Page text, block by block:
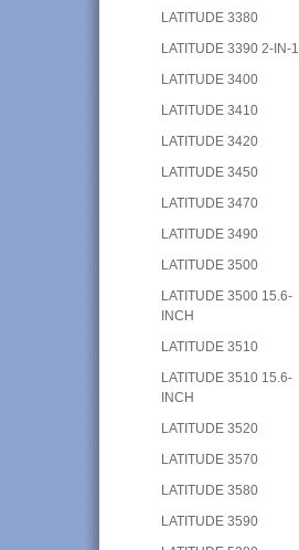
LATITUDE 3380
LATITUDE 3390 2-IN-1
LATITUDE 3400
LATITUDE 3410
LATITUDE 3420
LATITUDE 3450
LATITUDE 3470
LATITUDE 3490
LATITUDE 3500
LATITUDE 3500 15.6-
INCH
LATITUDE 3510
LATITUDE 3510 15.6-
INCH
LATITUDE 3520
LATITUDE 3570
LATITUDE 3580
LATITUDE 3590